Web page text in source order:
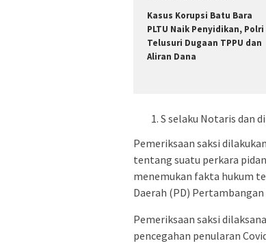
Kasus Korupsi Batu Bara
PLTU Naik Penyidikan, Polri
Telusuri Dugaan TPPU dan
Aliran Dana
S selaku Notaris dan
Pemeriksaan saksi
tentang suatu perkara
menemukan fakta hukum
Daerah (PD)
Pemeriksaan saksi
pencegahan penularan